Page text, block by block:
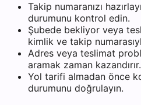
Takip numaranızı
durumunu kontrol edin.
Şubede bekliyor veya
kimlik ve takip
Adres veya teslimat
aramak zaman kazandırır.
Yol tarifi almadan önce
durumunu doğrulayın.